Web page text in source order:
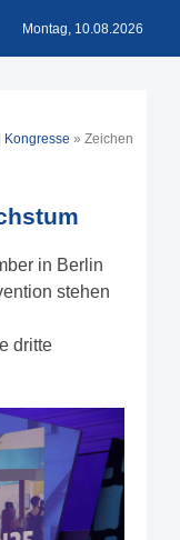
Montag, 10.08.2026
Kongresse » Zeichen
in Berlin
stehen
dritte